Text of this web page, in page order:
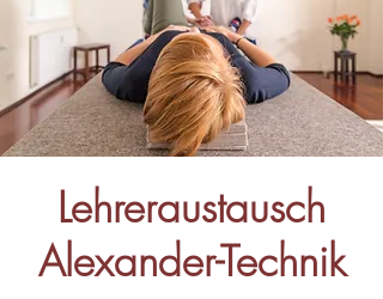
Lehreraustausch
Alexander-Technik